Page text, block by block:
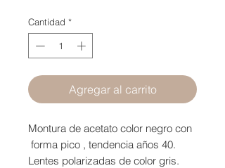
Cantidad *
Agregar al carrito
Montura de acetato color negro con
forma pico , tendencia años 40.
Lentes polarizadas de color gris.